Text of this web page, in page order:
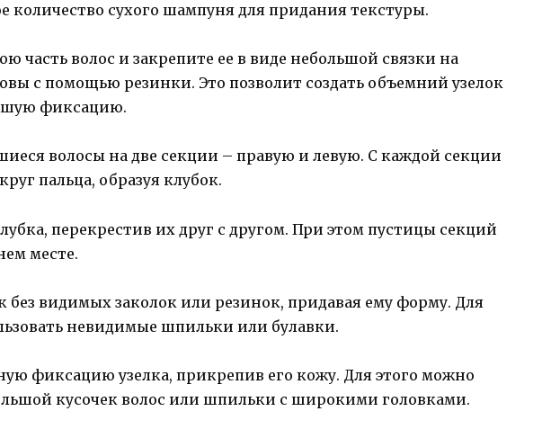
количество сухого шампуня для придания текстуры.
часть волос и закрепите ее в виде небольшой связки на
с помощью резинки. Это позволит создать объемний узелок
фиксацию.
волосы на две секции – правую и левую. С каждой секции
пальца, образуя клубок.
перекрестив их друг с другом. При этом пустицы секций
месте.
без видимых заколок или резинок, придавая ему форму. Для
невидимые шпильки или булавки.
фиксацию узелка, прикрепив его кожу. Для этого можно
кусочек волос или шпильки с широкими головками.